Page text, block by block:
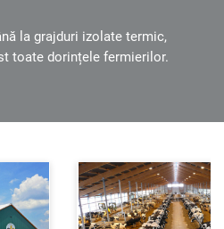
la grajduri izolate termic,
toate dorințele fermierilor.